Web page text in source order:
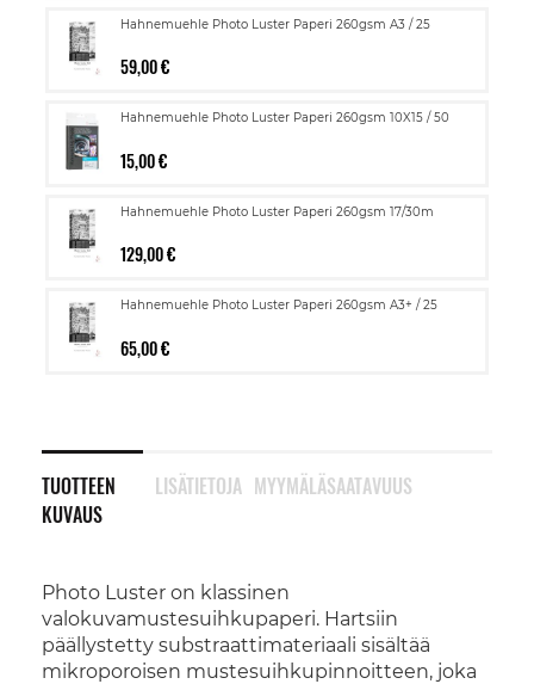
Hahnemuehle Photo Luster Paperi 260gsm A3 / 25
59,00 €
Hahnemuehle Photo Luster Paperi 260gsm 10X15 / 50
15,00 €
Hahnemuehle Photo Luster Paperi 260gsm 17/30m
129,00 €
Hahnemuehle Photo Luster Paperi 260gsm A3+ / 25
65,00 €
TUOTTEEN
KUVAUS
Photo Luster on klassinen
valokuvamustesuihkupaperi. Hartsiin
päällystetty substraattimateriaali sisältää
mikroporoisen mustesuihkupinnoitteen, joka
LISÄTIETOJA MYYMÄLÄSAATAVUUS